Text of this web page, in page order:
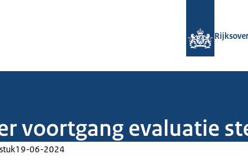
voortgang evaluatie
19-06-2024